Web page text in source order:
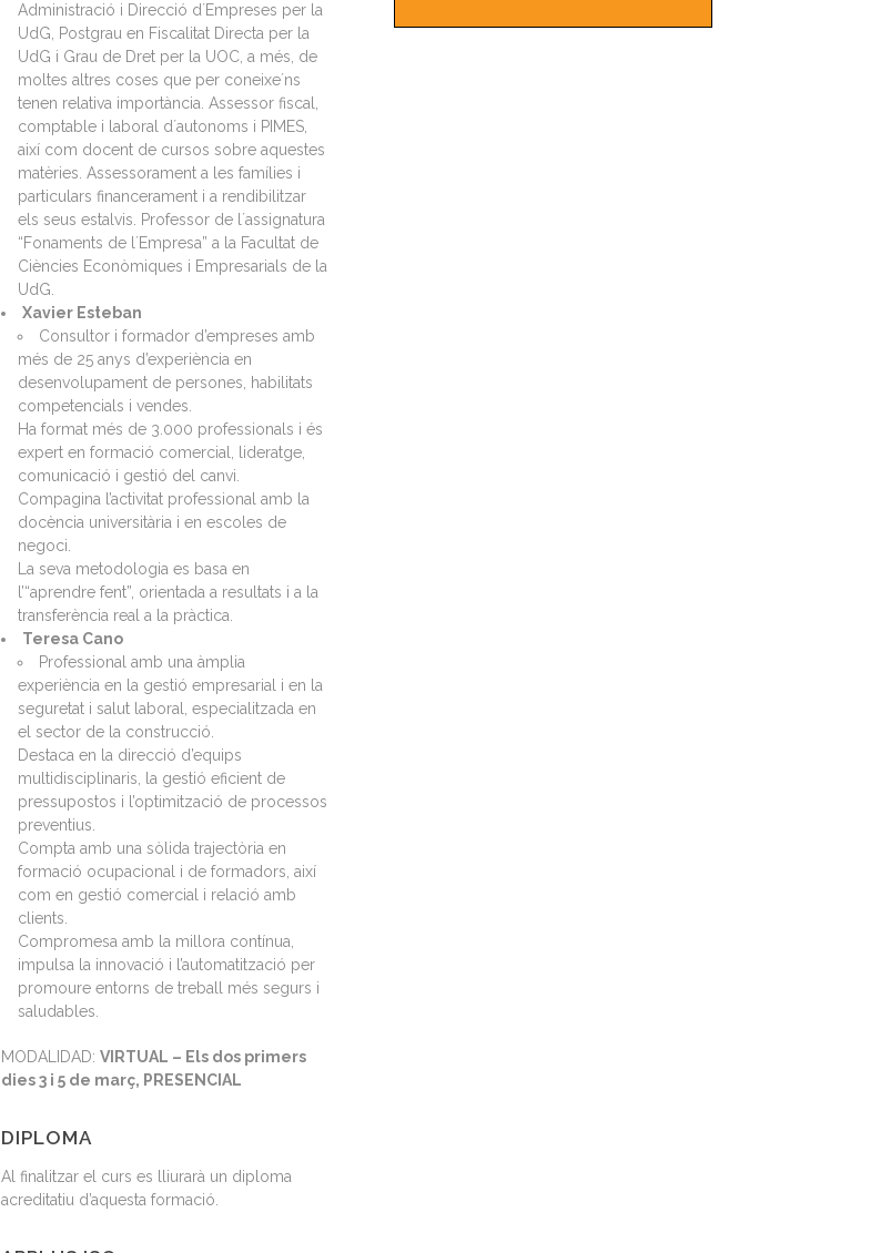
Administració i Direcció d´Empreses per la
UdG, Postgrau en Fiscalitat Directa per la
UdG i Grau de Dret per la UOC, a més, de
moltes altres coses que per coneixe´ns
tenen relativa importància. Assessor fiscal,
comptable i laboral d´autonoms i PIMES,
així com docent de cursos sobre aquestes
matèries. Assessorament a les famílies i
particulars financerament i a rendibilitzar
els seus estalvis. Professor de l´assignatura
“Fonaments de l´Empresa” a la Facultat de
Ciències Econòmiques i Empresarials de la
UdG.
Xavier Esteban
Consultor i formador d’empreses amb
més de 25 anys d’experiència en
desenvolupament de persones, habilitats
competencials i vendes.
Ha format més de 3.000 professionals i és
expert en formació comercial, lideratge,
comunicació i gestió del canvi.
Compagina l’activitat professional amb la
docència universitària i en escoles de
negoci.
La seva metodologia es basa en
l’“aprendre fent”, orientada a resultats i a la
transferència real a la pràctica.
Teresa Cano
Professional amb una àmplia
experiència en la gestió empresarial i en la
seguretat i salut laboral, especialitzada en
el sector de la construcció.
Destaca en la direcció d’equips
multidisciplinaris, la gestió eficient de
pressupostos i l’optimització de processos
preventius.
Compta amb una sòlida trajectòria en
formació ocupacional i de formadors, així
com en gestió comercial i relació amb
clients.
Compromesa amb la millora contínua,
impulsa la innovació i l’automatització per
promoure entorns de treball més segurs i
saludables.
MODALIDAD: VIRTUAL – Els dos primers
dies 3 i 5 de març, PRESENCIAL
DIPLOMA
Al finalitzar el curs es lliurarà un diploma
acreditatiu d’aquesta formació.